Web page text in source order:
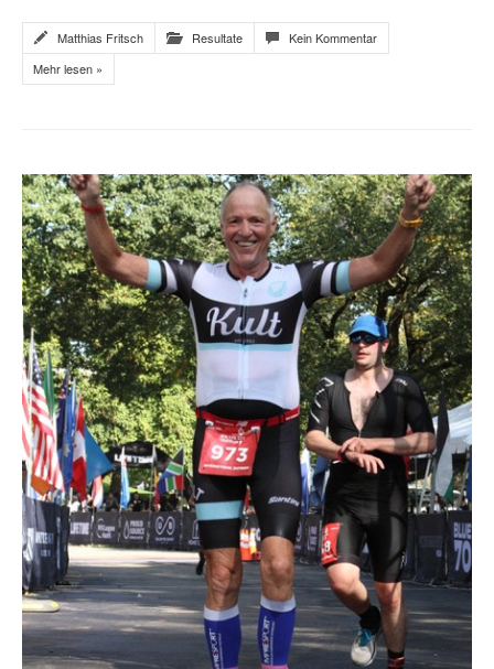
Matthias Fritsch Resultate
Kein Kommentar
Mehr lesen »